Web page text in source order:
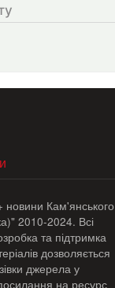
Кам'янського
2010-2024. Всі
та підтримка
дозволяється
джерела у
на ресурс